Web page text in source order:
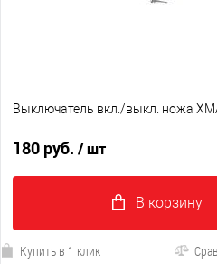
Выключатель вкл./выкл. ножа
180 руб. / шт
В корзину
Купить в 1 клик